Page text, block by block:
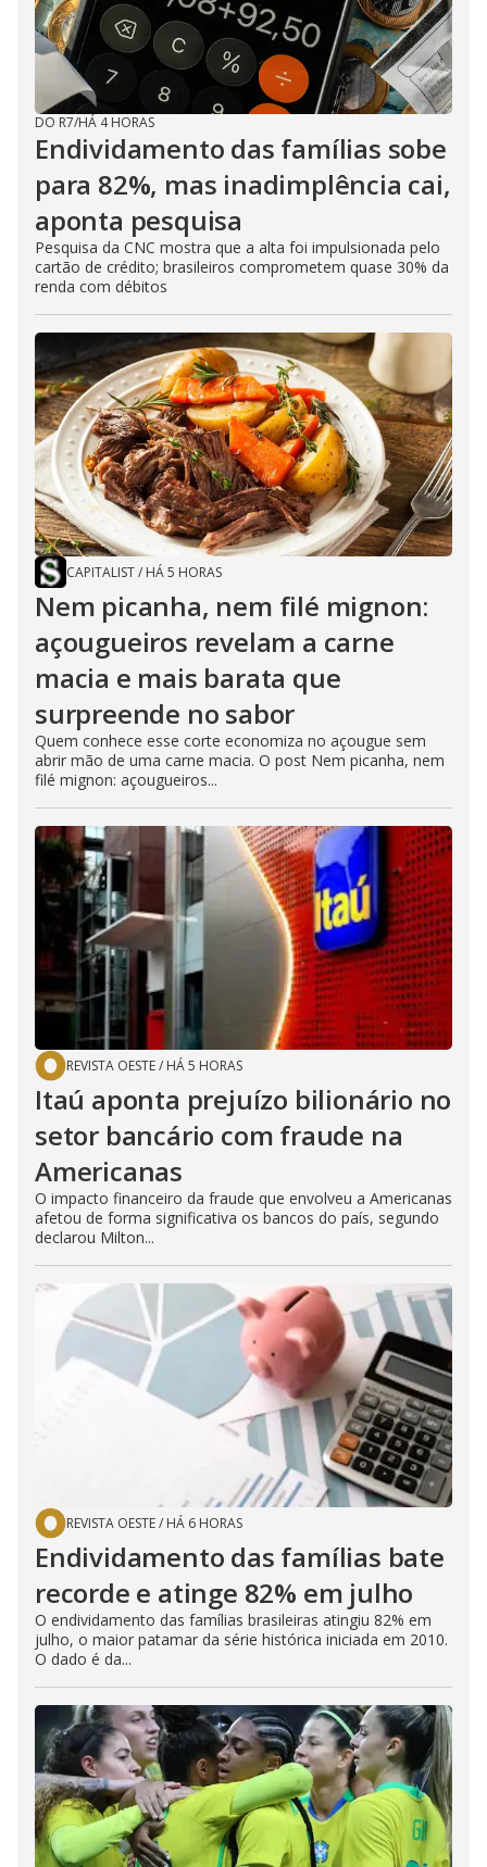
DO R7/HÁ 4 HORAS
Endividamento das famílias sobe
para 82%, mas inadimplência cai,
aponta pesquisa
Pesquisa da CNC mostra que a alta foi impulsionada pelo
cartão de crédito; brasileiros comprometem quase 30% da
renda com débitos
CAPITALIST/ HÁ 5 HORAS
Nem picanha, nem filé mignon:
açougueiros revelam a carne
macia e mais barata que
surpreende no sabor
Quem conhece esse corte economiza no açougue sem
abrir mão de uma carne macia. O post Nem picanha, nem
filé mignon: açougueiros...
REVISTA OESTE/ HÁ 5 HORAS
Itaú aponta prejuízo bilionário no
setor bancário com fraude na
Americanas
O impacto financeiro da fraude que envolveu a Americanas
afetou de forma significativa os bancos do país, segundo
declarou Milton...
REVISTA OESTE/ HÁ 6 HORAS
Endividamento das famílias bate
recorde e atinge 82% em julho
O endividamento das famílias brasileiras atingiu 82% em
julho, o maior patamar da série histórica iniciada em 2010.
O dado é da...